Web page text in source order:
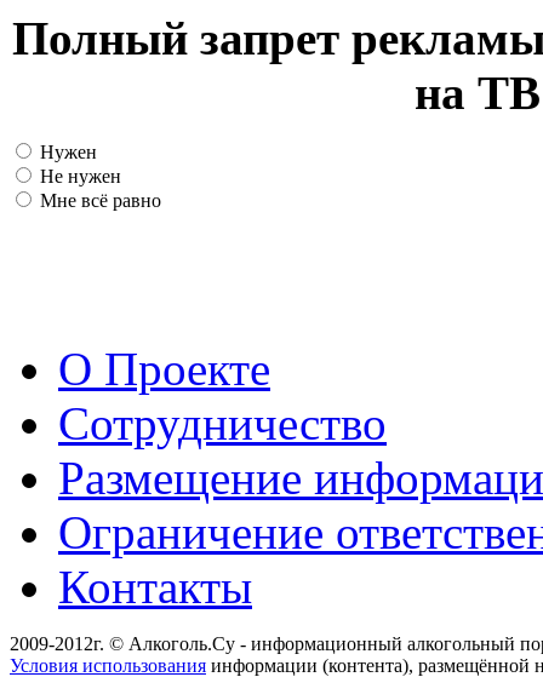
Полный запрет
на ТВ
Нужен
Не нужен
Мне всё равно
О Проекте
Сотрудничество
Размещение
Ограничение
Контакты
2009-2012г. © Алкоголь.Су - информационный алкогольный
Условия использования информации (контента), размещённой